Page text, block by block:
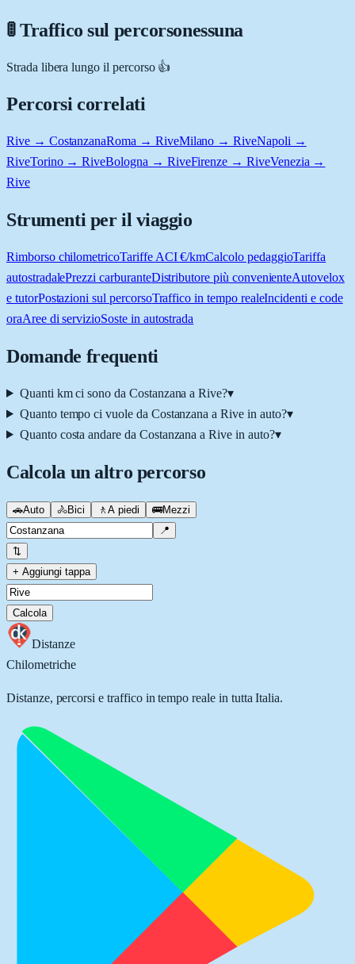
🚦 Traffico sul percorsonessuna
Strada libera lungo il percorso 👍
Percorsi correlati
Rive → CostanzanaRoma → RiveMilano → RiveNapoli →
RiveTorino → RiveBologna → RiveFirenze → RiveVenezia →
Rive
Strumenti per il viaggio
Rimborso chilometricoTariffe ACI €/kmCalcolo pedaggioTariffa
autostradalePrezzi carburanteDistributore più convenienteAutovelox
e tutorPostazioni sul percorsoTraffico in tempo realeIncidenti e code
oraAree di servizioSoste in autostrada
Domande frequenti
Quanti km ci sono da Costanzana a Rive?▾
Quanto tempo ci vuole da Costanzana a Rive in auto?▾
Quanto costa andare da Costanzana a Rive in auto?▾
Calcola un altro percorso
🚗Auto 🚴Bici 🚶 A piedi 🚌Mezzi
📍
⇅
+ Aggiungi tappa
Calcola
Distanze
Chilometriche
Distanze, percorsi e traffico in tempo reale in tutta Italia.